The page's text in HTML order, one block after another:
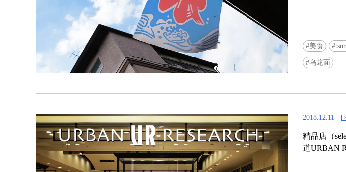
美食
乌龙面
2018.12.11
精品店（
道URBAN